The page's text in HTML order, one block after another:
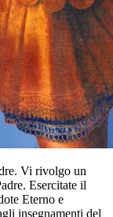
Vi rivolgo un
Esercitate il
Eterno e
insegnamenti del